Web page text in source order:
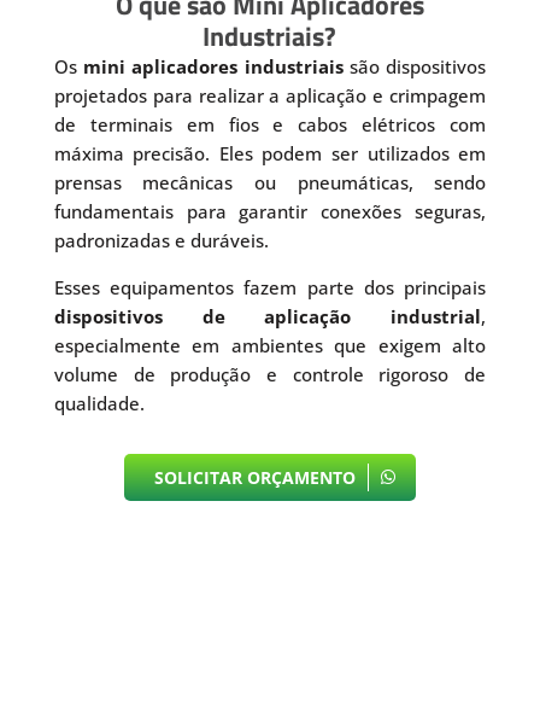
Industriais?
Os mini aplicadores industriaissão dispositivos
projetados para realizar a aplicação e crimpagem
de terminais em fios e cabos elétricos com
máxima precisão. Eles podem ser utilizados em
prensas mecânicas ou pneumáticas, sendo
fundamentais para garantir conexões seguras,
padronizadas e duráveis.
Esses equipamentos fazem parte dos principais
dispositivos de aplicação industrial,
especialmente em ambientes que exigem alto
volume de produção e controle rigoroso de
qualidade.
SOLICITAR ORÇAMENTO